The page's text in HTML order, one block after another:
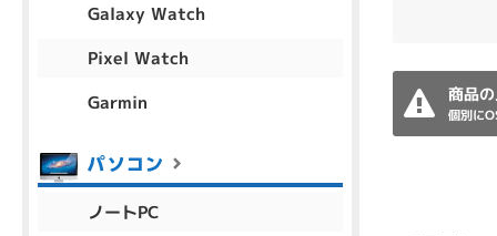
商品
個別に
Galaxy Watch
Pixel Watch
Garmin
ノートPC
容量
~